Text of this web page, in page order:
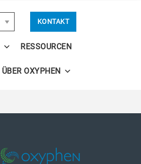
KONTAKT
RESSOURCEN
ÜBER OXYPHEN